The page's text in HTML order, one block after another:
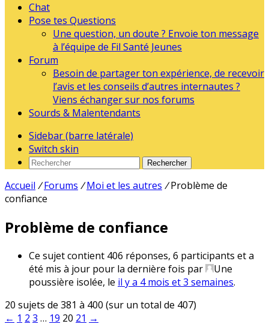
Chat
Pose tes Questions
Une question, un doute ? Envoie ton message
à l’équipe de Fil Santé Jeunes
Forum
Besoin de partager ton expérience, de recevoir
l’avis et les conseils d’autres internautes ?
Viens échanger sur nos forums
Sourds & Malentendants
Sidebar (barre latérale)
Switch skin
Rechercher
Accueil / Forums / Moi et les autres / Problème de
confiance
Problème de confiance
Ce sujet contient 406 réponses, 6 participants et a
été mis à jour pour la dernière fois par
Une
poussière isolée, le il y a 4 mois et 3 semaines.
20 sujets de 381 à 400 (sur un total de 407)
← 1 2 3 … 19 20 21 →